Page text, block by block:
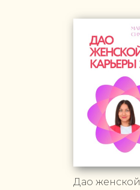
Дао женской